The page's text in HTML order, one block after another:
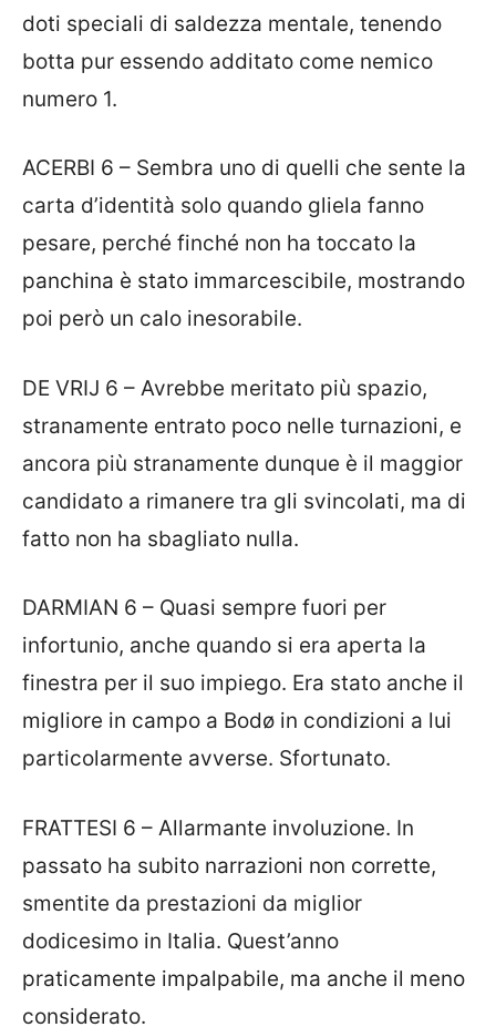
doti speciali di saldezza mentale, tenendo
botta pur essendo additato come nemico
numero 1.
ACERBI 6 – Sembra uno di quelli che sente la
carta d’identità solo quando gliela fanno
pesare, perché finché non ha toccato la
panchina è stato immarcescibile, mostrando
poi però un calo inesorabile.
DE VRIJ 6 – Avrebbe meritato più spazio,
stranamente entrato poco nelle turnazioni, e
ancora più stranamente dunque è il maggior
candidato a rimanere tra gli svincolati, ma di
fatto non ha sbagliato nulla.
DARMIAN 6 – Quasi sempre fuori per
infortunio, anche quando si era aperta la
finestra per il suo impiego. Era stato anche il
migliore in campo a Bodø in condizioni a lui
particolarmente avverse. Sfortunato.
FRATTESI 6 – Allarmante involuzione. In
passato ha subito narrazioni non corrette,
smentite da prestazioni da miglior
dodicesimo in Italia. Quest’anno
praticamente impalpabile, ma anche il meno
considerato.